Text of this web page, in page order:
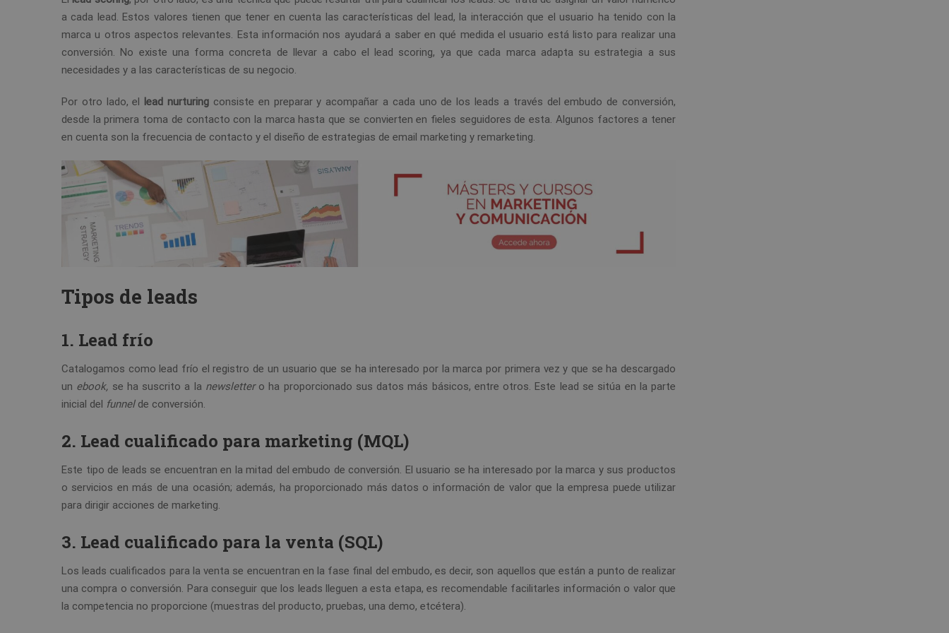
a cada lead. Estos valores tienen que tener en cuenta las características del lead, la interacción que el usuario ha tenido con la
marca u otros aspectos relevantes. Esta información nos ayudará a saber en qué medida el usuario está listo para realizar una
conversión. No existe una forma concreta de llevar a cabo el lead scoring, ya que cada marca adapta su estrategia a sus
necesidades y a las características de su negocio.
Por otro lado, el lead nurturing consiste en preparar y acompañar a cada uno de los leads a través del embudo de conversión,
desde la primera toma de contacto con la marca hasta que se convierten en fieles seguidores de esta. Algunos factores a tener
en cuenta son la frecuencia de contacto y el diseño de estrategias de email marketing y remarketing.
Tipos de leads
1. Lead frío
Catalogamos como lead frío el registro de un usuario que se ha interesado por la marca por primera vez y que se ha descargado
un ebook, se ha suscrito a la newsletter o ha proporcionado sus datos más básicos, entre otros. Este lead se sitúa en la parte
inicial del funnel de conversión.
2. Lead cualificado para marketing (MQL)
Este tipo de leads se encuentran en la mitad del embudo de conversión. El usuario se ha interesado por la marca y sus productos
o servicios en más de una ocasión; además, ha proporcionado más datos o información de valor que la empresa puede utilizar
para dirigir acciones de marketing.
3. Lead cualificado para la venta (SQL)
Los leads cualificados para la venta se encuentran en la fase final del embudo, es decir, son aquellos que están a punto de realizar
una compra o conversión. Para conseguir que los leads lleguen a esta etapa, es recomendable facilitarles información o valor que
la competencia no proporcione (muestras del producto, pruebas, una demo, etcétera).